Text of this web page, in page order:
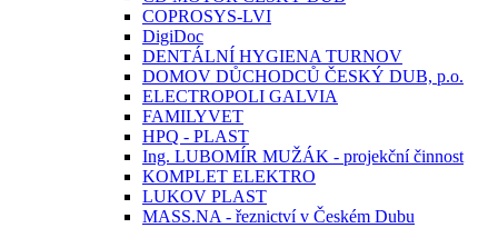
COPROSYS-LVI
DigiDoc
DENTÁLNÍ HYGIENA TURNOV
DOMOV DŮCHODCŮ ČESKÝ DUB, p.o.
ELECTROPOLI GALVIA
FAMILYVET
HPQ - PLAST
Ing. LUBOMÍR MUŽÁK - projekční činnost
KOMPLET ELEKTRO
LUKOV PLAST
MASS.NA - řeznictví v Českém Dubu